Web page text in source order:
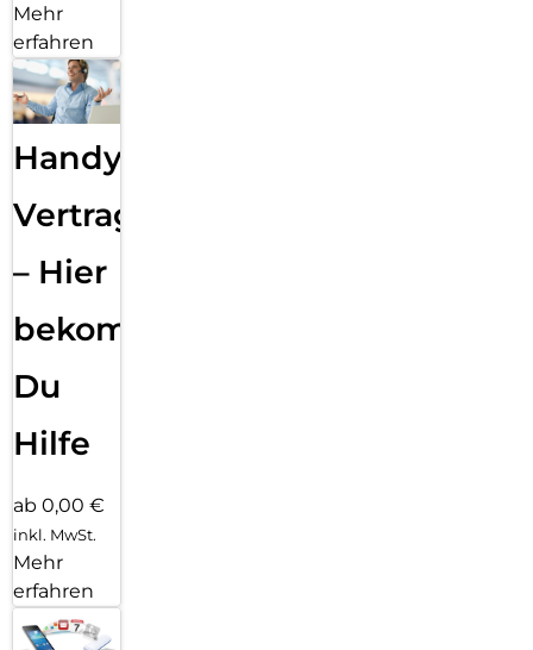
Mehr
erfahren
Handy
Vertragsabwicklung
– Hier
bekommst
Du
Hilfe
ab 0,00 €
inkl. MwSt.
Mehr
erfahren